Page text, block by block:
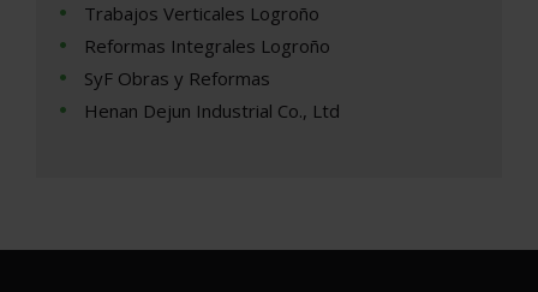
Trabajos Verticales Logroño
Reformas Integrales Logroño
SyF Obras y Reformas
Henan Dejun Industrial Co., Ltd